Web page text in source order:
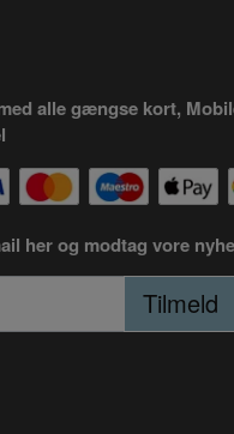
alle gængse kort,
her og modtag vore
Tilmeld